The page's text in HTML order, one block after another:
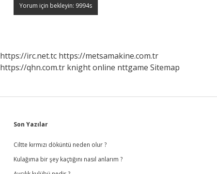
https://irc.net.tc https://metsamakine.com.tr
https://qhn.com.tr knight online nttgame Sitemap
Sidebar
Son Yazılar
Ciltte kırmızı döküntü neden olur ?
Kulağıma bir şey kaçtığını nasıl anlarım ?